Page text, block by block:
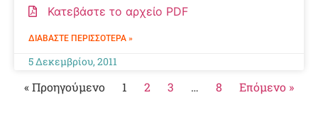
Κατεβάστε το αρχείο PDF
ΔΙΑΒΆΣΤΕ ΠΕΡΙΣΣΌΤΕΡΑ »
5 Δεκεμβρίου, 2011
« Προηγούμενο 1 2 3 … 8 Επόμενο »